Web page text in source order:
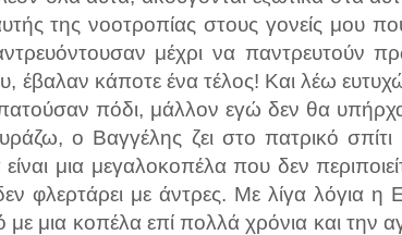
της νοοτροπίας στους γονείς μου
μέχρι να παντρευτούν
έβαλαν κάποτε ένα τέλος! Και λέω
πόδι, μάλλον εγώ δεν θα
ο Βαγγέλης ζει στο πατρικό σπίτι
μια μεγαλοκοπέλα που δεν
φλερτάρει με άντρες. Με λίγα λόγια η
με μια κοπέλα επί πολλά χρόνια και την